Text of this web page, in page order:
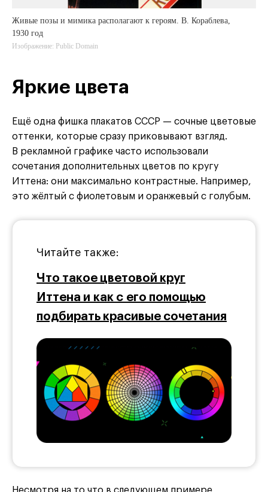
Живые позы и мимика располагают к героям. В. Кораблева,
1930 год
Изображение: Public Domain
Яркие цвета
Ещё одна фишка плакатов СССР — сочные цветовые
оттенки, которые сразу приковывают взгляд.
В рекламной графике часто использовали
сочетания дополнительных цветов по кругу
Иттена: они максимально контрастные. Например,
это жёлтый с фиолетовым и оранжевый с голубым.
Читайте также:
Что такое цветовой круг
Иттена и как с его помощью
подбирать красивые сочетания